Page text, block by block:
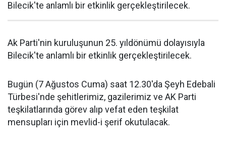
Bilecik'te anlamlı bir etkinlik gerçekleştirilecek.
Ak Parti'nin kuruluşunun 25. yıldönümü dolayısıyla
Bilecik'te anlamlı bir etkinlik gerçekleştirilecek.
Bugün (7 Ağustos Cuma) saat 12.30'da Şeyh Edebali
Türbesi'nde şehitlerimiz, gazilerimiz ve AK Parti
teşkilatlarında görev alıp vefat eden teşkilat
mensupları için mevlid-i şerif okutulacak.